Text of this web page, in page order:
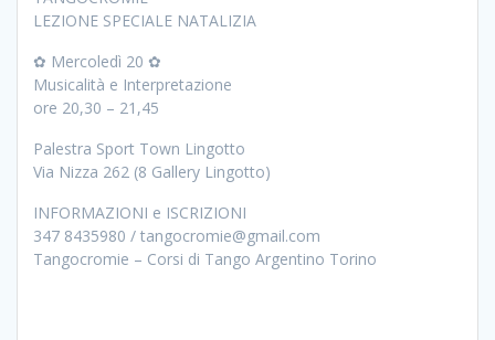
LEZIONE SPECIALE NATALIZIA
✿ Mercoledì 20 ✿
Musicalità e Interpretazione
ore 20,30 – 21,45
Palestra Sport Town Lingotto
Via Nizza 262 (8 Gallery Lingotto)
INFORMAZIONI e ISCRIZIONI
347 8435980 / tangocromie@gmail.com
Tangocromie – Corsi di Tango Argentino Torino